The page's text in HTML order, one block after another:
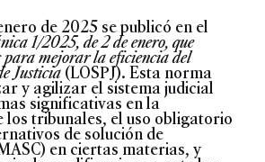
de 2025 se publicó en el
1/2025, de 2 de enero, que
para mejorar la eficiencia del
Justicia (LOSPJ). Esta norma
y agilizar el sistema judicial
significativas en la
los tribunales, el uso obligatorio
de solución de
en ciertas materias, y